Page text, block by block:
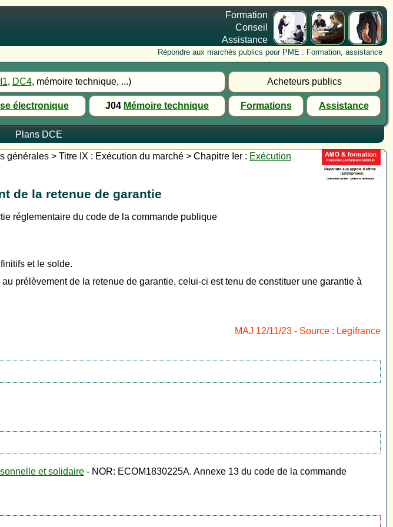
Formation
Conseil
Assistance
Répondre aux marchés publics pour PME : Formation, assistance
, DC4, mémoire technique, ...) Acheteurs publics
électronique J04 Mémoire technique Formations Assistance
Plans DCE
> Titre IX : Exécution du marché > Chapitre Ier : Exécution
de la retenue de garantie
réglementaire du code de la commande publique
et le solde.
prélèvement de la retenue de garantie, celui-ci est tenu de constituer une garantie à
MAJ 12/11/23 - Source : Legifrance
et solidaire - NOR: ECOM1830225A. Annexe 13 du code de la commande